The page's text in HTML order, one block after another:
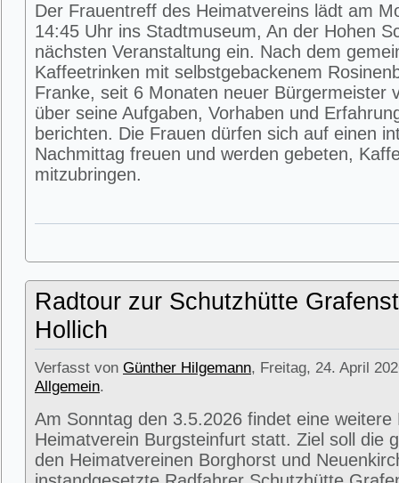
Der Frauentreff des Heimatvereins lädt am
14:45 Uhr ins Stadtmuseum, An der Hohen
nächsten Veranstaltung ein. Nach dem
Kaffeetrinken mit selbstgebackenem
Franke, seit 6 Monaten neuer Bürgermeister
über seine Aufgaben, Vorhaben und
berichten. Die Frauen dürfen sich auf einen
Nachmittag freuen und werden gebeten,
mitzubringen.
Radtour zur Schutzhütte
Hollich
Verfasst von Günther Hilgemann, Freitag, 24. April
Allgemein.
Am Sonntag den 3.5.2026 findet eine weitere
Heimatverein Burgsteinfurt statt. Ziel soll die
den Heimatvereinen Borghorst und